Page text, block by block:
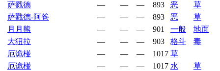
萨戮德
— — — 893 恶
草
萨戮德-阿爸
— — — 893 恶
草
月月熊
— — — 901 一般
地面
大狃拉
— — — 903 格斗
毒
厄诡椪
— — — 1017 草
厄诡椪
— — — 1017 水
草